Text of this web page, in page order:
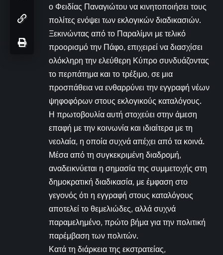
ο Φειδίας Παναγιώτου να κινητοποιήσει τους
πολίτες ενόψει των εκλογικών διαδικασιών.
Ξεκινώντας από το Παραλίμνι με τελικό
προορισμό την Πάφο, επιχειρεί να διασχίσει
ολόκληρη την ελεύθερη Κύπρο συνδυάζοντας
το περπάτημα και το τρέξιμο, σε μια
προσπάθεια να ενθαρρύνει την εγγραφή νέων
ψηφοφόρων στους εκλογικούς καταλόγους.
Η πρωτοβουλία αυτή στοχεύει στην άμεση
επαφή με την κοινωνία και ιδιαίτερα με τη
νεολαία, η οποία συχνά απέχει από τα κοινά.
Μέσα από τη συγκεκριμένη διαδρομή,
αναδεικνύεται η σημασία της συμμετοχής στη
δημοκρατική διαδικασία, με έμφαση στο
γεγονός ότι η εγγραφή στους καταλόγους
αποτελεί το θεμελιώδες, αλλά συχνά
παραμελημένο, πρώτο βήμα για την πολιτική
παρέμβαση των πολιτών.
Κατά τη διάρκεια της εκστρατείας,